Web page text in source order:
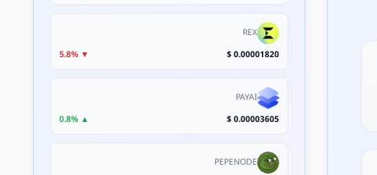
REX
0.00001820 $
▼ 5.8%
PAYAI
0.00003605 $
▲ 0.8%
PEPENODE